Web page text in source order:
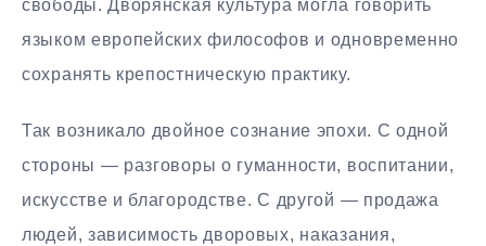
свободы. Дворянская культура могла говорить
языком европейских философов и одновременно
сохранять крепостническую практику.
Так возникало двойное сознание эпохи. С одной
стороны — разговоры о гуманности, воспитании,
искусстве и благородстве. С другой — продажа
людей, зависимость дворовых, наказания,